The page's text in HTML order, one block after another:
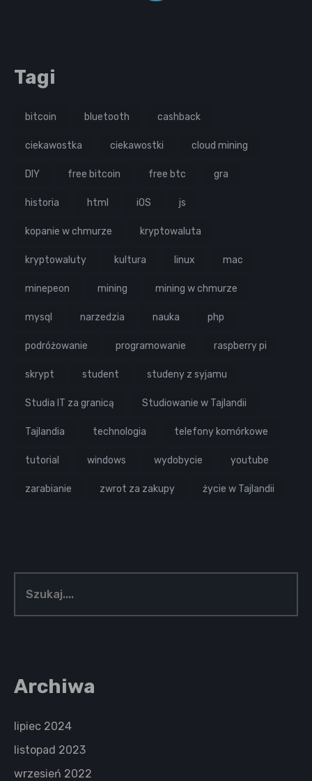
Tagi
bitcoin bluetooth cashback
ciekawostka ciekawostki cloud mining
DIY free bitcoin free btc gra
historia html iOS js
kopanie w chmurze kryptowaluta
kryptowaluty kultura linux mac
minepeon mining mining w chmurze
mysql narzedzia nauka php
podróżowanie programowanie raspberry pi
skrypt student studeny z syjamu
Studia IT za granicą Studiowanie w Tajlandii
Tajlandia technologia telefony komórkowe
tutorial windows wydobycie youtube
zarabianie zwrot za zakupy życie w Tajlandii
Archiwa
lipiec 2024
listopad 2023
wrzesień 2022